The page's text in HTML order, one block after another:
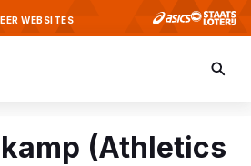
WEBSITES
(Athletics